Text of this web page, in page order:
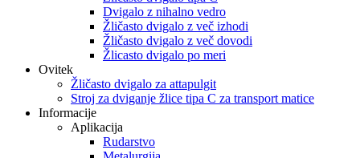
Dvigalo z nihalno vedro
Žličasto dvigalo z več izhodi
Žličasto dvigalo z več dovodi
Žlicasto dvigalo po meri
Ovitek
Žličasto dvigalo za attapulgit
Stroj za dviganje žlice tipa C za transport matice
Informacije
Aplikacija
Rudarstvo